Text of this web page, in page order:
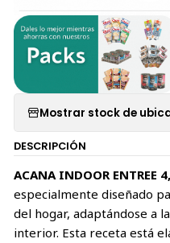
Mostrar stock de
DESCRIPCIÓN
ACANA INDOOR ENTREE
especialmente diseñado
del hogar, adaptándose a
interior. Esta receta está